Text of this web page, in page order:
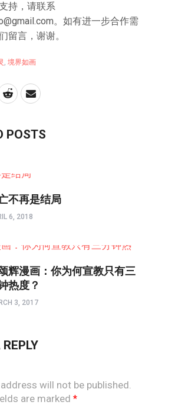
持，请联系
。如有进一步合作需
留言，谢谢。
, 境界如画
POSTS
不再是结局
6, 2018
辉漫画：你为何宣教只有三
热度？
3, 2017
will not be published.
are marked *